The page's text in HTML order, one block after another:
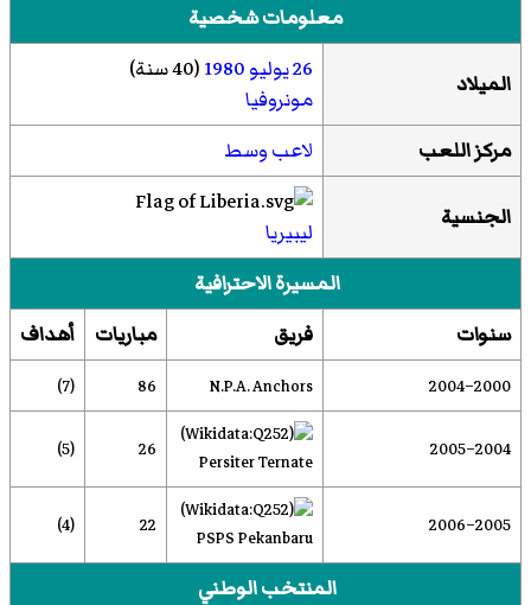
معلومات شخصية
الميلاد 26 يوليو 1980(40 سنة)
مونروفيا
مركز اللعب
لاعب وسط
الجنسية
ليبيريا
المسيرة الاحترافية
سنوات
فريق مباريات أهداف
2000–2004
N.P.A. Anchors
86
(7)
2004–2005
Persiter Ternate
26
(5)
2005–2006
PSPS Pekanbaru
22
(4)
المنتخب الوطني